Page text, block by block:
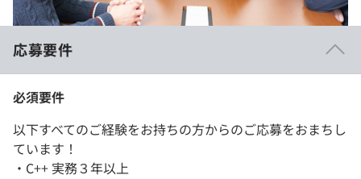
応募要件
必須要件
以下すべてのご経験をお持ちの方からのご応募をおまちし
ています！
・C++ 実務３年以上